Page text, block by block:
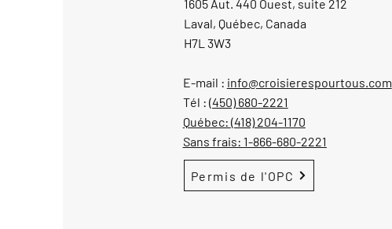
1605 Aut. 440 Ouest, suite 212
Laval, Québec, Canada
H7L 3W3
E-mail : info@croisierespourtous.com
Tél : (450) 680-2221
Québec: (418) 204-1170
Sans frais: 1-866-680-2221
Permis de l'OPC